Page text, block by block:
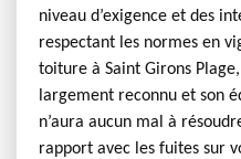
niveau d’exigence et des
respectant les normes en
toiture à Saint Girons
largement reconnu et son
n’aura aucun mal à
rapport avec les fuites sur